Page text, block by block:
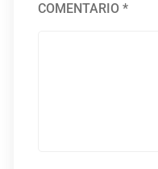
COMENTARIO*